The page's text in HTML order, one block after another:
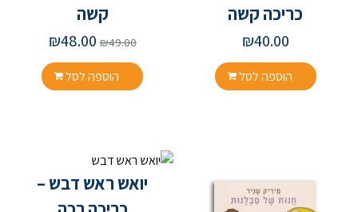
כריכה קשה
₪40.00
הוספה לסל
קשה
₪49.00
₪48.00
הוספה לסל
יואש ראש דבש –